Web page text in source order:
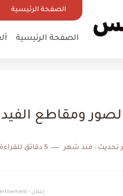
الصفحة الرئيسية
الصفحة الرئيسية
ومقاطع
تحديث : منذ شهر 5 دقائق للقراءة
إعلان - Advertisement